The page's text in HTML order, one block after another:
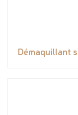
Démaquillant